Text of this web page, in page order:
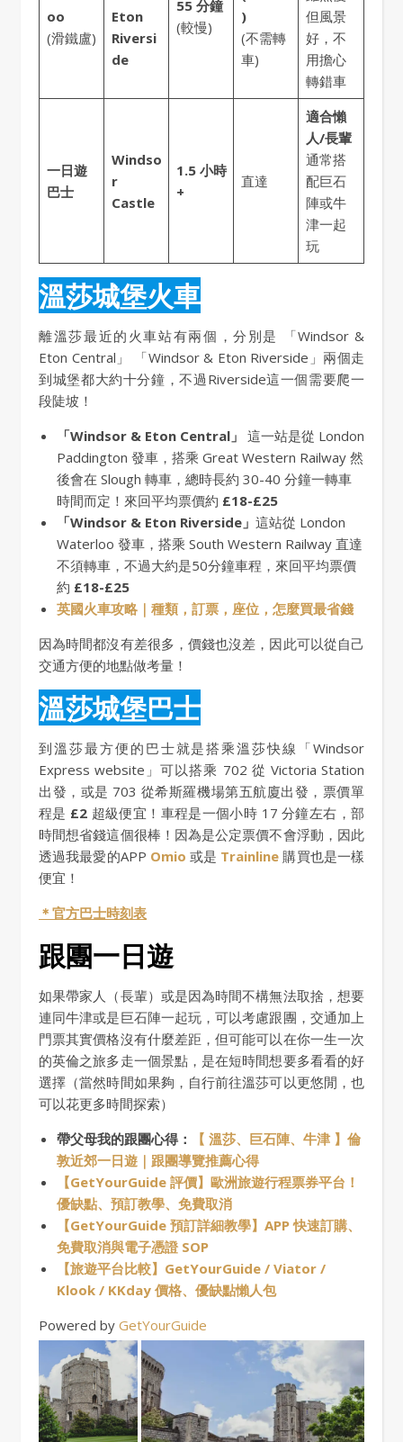
oo
(滑鐵盧)
Eton
Riversi
de
55 分鐘
(較慢)
)
(不需轉
車)
但風景
好，不
用擔心
轉錯車
一日遊
巴士
Windso
r
Castle
1.5 小時
+
直達
適合懶
人/長輩
通常搭
配巨石
陣或牛
津一起
玩
溫莎城堡火車
離溫莎最近的火車站有兩個，分別是 「Windsor &
Eton Central」 「Windsor & Eton Riverside」兩個走
到城堡都大約十分鐘，不過Riverside這一個需要爬一
段陡坡！
「Windsor & Eton Central」 這一站是從 London
Paddington 發車，搭乘 Great Western Railway 然
後會在 Slough 轉車，總時長約 30-40 分鐘一轉車
時間而定！來回平均票價約 £18-£25
「Windsor & Eton Riverside」 這站從 London
Waterloo 發車，搭乘 South Western Railway 直達
不須轉車，不過大約是50分鐘車程，來回平均票價
約 £18-£25
英國火車攻略｜種類，訂票，座位，怎麼買最省錢
因為時間都沒有差很多，價錢也沒差，因此可以從自己
交通方便的地點做考量！
溫莎城堡巴士
到溫莎最方便的巴士就是搭乘溫莎快線「Windsor
Express website」可以搭乘 702 從 Victoria Station
出發，或是 703 從希斯羅機場第五航廈出發，票價單
程是 £2 超級便宜！車程是一個小時 17 分鐘左右，部
時間想省錢這個很棒！因為是公定票價不會浮動，因此
透過我最愛的APP Omio 或是 Trainline 購買也是一樣
便宜！
＊官方巴士時刻表
跟團一日遊
如果帶家人（長輩）或是因為時間不構無法取捨，想要
連同牛津或是巨石陣一起玩，可以考慮跟團，交通加上
門票其實價格沒有什麼差距，但可能可以在你一生一次
的英倫之旅多走一個景點，是在短時間想要多看看的好
選擇（當然時間如果夠，自行前往溫莎可以更悠閒，也
可以花更多時間探索）
帶父母我的跟團心得：
【 溫莎、巨石陣、牛津 】倫
敦近郊一日遊｜跟團導覽推薦心得
【GetYourGuide 評價】歐洲旅遊行程票券平台！
優缺點、預訂教學、免費取消
【GetYourGuide 預訂詳細教學】APP 快速訂購、
免費取消與電子憑證 SOP
【旅遊平台比較】GetYourGuide / Viator /
Klook / KKday 價格、優缺點懶人包
Powered by GetYourGuide